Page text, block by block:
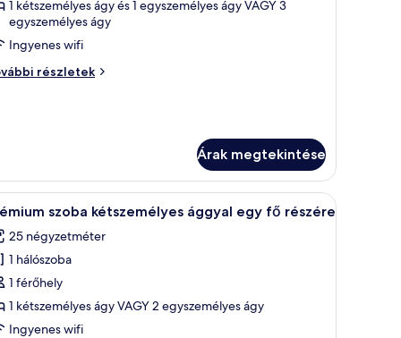
1 kétszemélyes ágy és 1 egyszemélyes ágy VAGY 3
egyszemélyes ágy
Ingyenes wifi
részletek
Árak megtekintése
és a tengerre.
és széf a szobában Prémium ágynemű, pehelypaplan, minibár és
6 szoba kétszemélyes ággyal egy fő részére
25 négyzetméter
1 hálószoba
1 férőhely
1 kétszemélyes ágy VAGY 2 egyszemélyes ágy
Ingyenes wifi